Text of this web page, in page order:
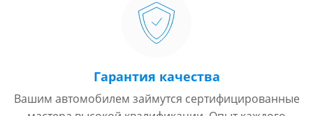
Гарантия качества
Вашим автомобилем займутся сертифицированные